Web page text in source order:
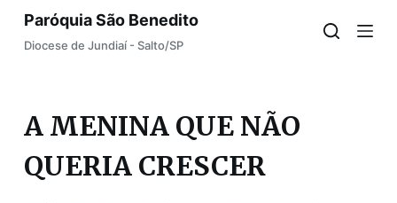
k
o
c
Paróquia São Benedito
Diocese de Jundiaí - Salto/SP
A MENINA QUE NÃO
QUERIA CRESCER